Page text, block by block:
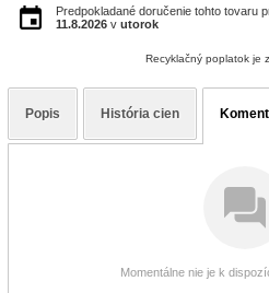
Predpokladané doručenie tohto tovaru
11.8.2026 v utorok
Recyklačný poplatok je
Popis História cien
Momentálne nie je k